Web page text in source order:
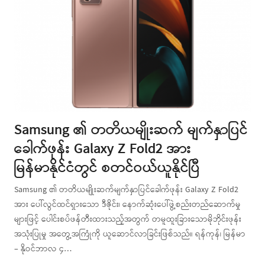
Samsung ၏ တတိယမျိုးဆက် မျက်နှာပြင်
ခေါက်ဖုန်း Galaxy Z Fold2 အား
မြန်မာနိုင်ငံတွင် စတင်ဝယ်ယူနိုင်ပြီ
Samsung ၏ တတိယမျိုးဆက်မျက်နှာပြင်ခေါက်ဖုန်း Galaxy Z Fold2
အား ပေါ်လွင်ထင်ရှားသော ဒီဇိုင်း၊ နောက်ဆုံးပေါ်ဖွဲ့စည်းတည်ဆောက်မှု
များဖြင့် ပေါင်းစပ်ဖန်တီးထားသည့်အတွက် တမူထူးခြားသောမိုဘိုင်းဖုန်း
အသုံးပြုမှု အတွေ့အကြုံကို ယူဆောင်လာခြင်းဖြစ်သည်။ ရန်ကုန်၊ မြန်မာ
– နိုဝင်ဘာလ ၄…